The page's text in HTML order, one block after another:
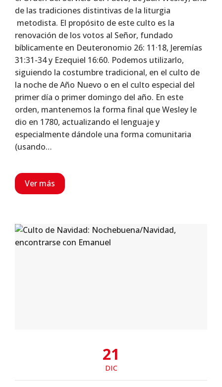
de las tradiciones distintivas de la liturgia
metodista. El propósito de este culto es la
renovación de los votos al Señor, fundado
bíblicamente en Deuteronomio 26: 11·18, Jeremías
31:31-34 y Ezequiel 16:60. Podemos utilizarlo,
siguiendo la costumbre tradicional, en el culto de
la noche de Año Nuevo o en el culto especial del
primer día o primer domingo del año. En este
orden, mantenemos la forma final que Wesley le
dio en 1780, actualizando el lenguaje y
especialmente dándole una forma comunitaria
(usando…
Ver más
21
DIC